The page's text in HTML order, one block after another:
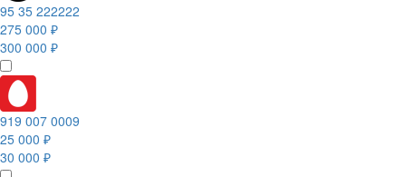
95 35 222222
275 000 ₽
300 000 ₽
919 007 0009
25 000 ₽
30 000 ₽